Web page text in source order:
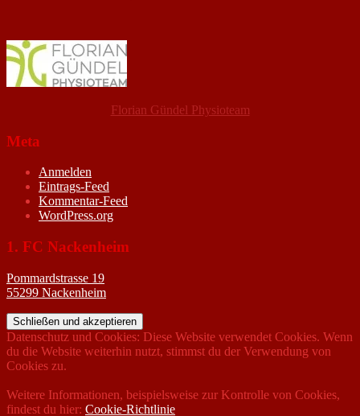
Florian Gündel Physioteam
Meta
Anmelden
Eintrags-Feed
Kommentar-Feed
WordPress.org
1. FC Nackenheim
Pommardstrasse 19
55299 Nackenheim
Datenschutz und Cookies: Diese Website verwendet Cookies. Wenn
du die Website weiterhin nutzt, stimmst du der Verwendung von
Cookies zu.
Weitere Informationen, beispielsweise zur Kontrolle von Cookies,
findest du hier: Cookie-Richtlinie